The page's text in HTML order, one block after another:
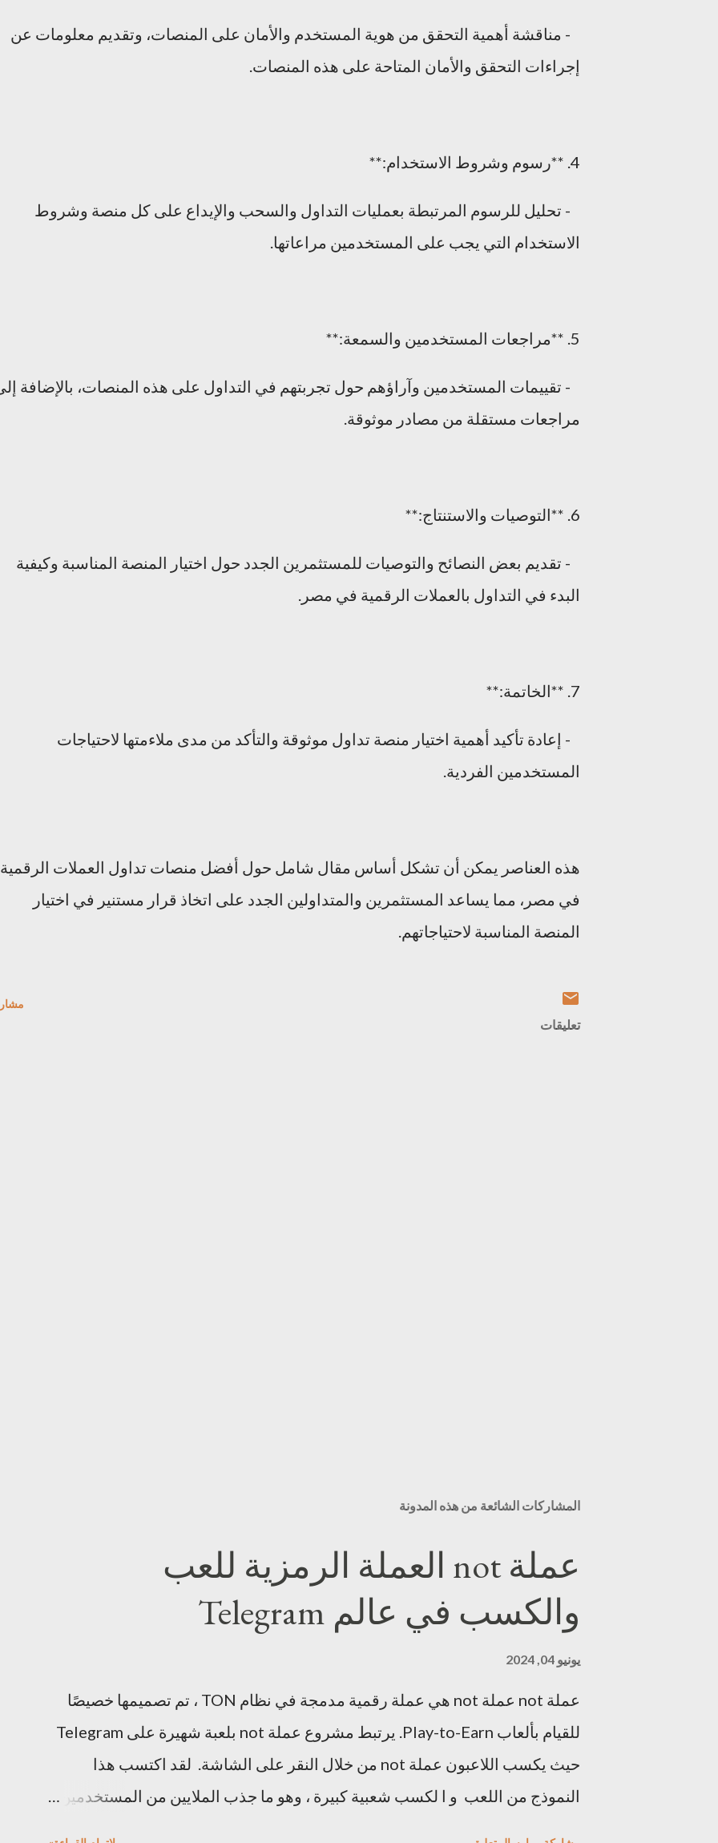
- مناقشة أهمية التحقق من هوية المستخدم والأمان على المنصات، وتقديم معلومات عن
إجراءات التحقق والأمان المتاحة على هذه المنصات.
4. **رسوم وشروط الاستخدام:**
- تحليل للرسوم المرتبطة بعمليات التداول والسحب والإيداع على كل منصة وشروط
الاستخدام التي يجب على المستخدمين مراعاتها.
5. **مراجعات المستخدمين والسمعة:**
- تقييمات المستخدمين وآراؤهم حول تجربتهم في التداول على هذه المنصات، بالإضافة
مراجعات مستقلة من مصادر موثوقة.
6. **التوصيات والاستنتاج:**
- تقديم بعض النصائح والتوصيات للمستثمرين الجدد حول اختيار المنصة المناسبة وكيفية
البدء في التداول بالعملات الرقمية في مصر.
7. **الخاتمة:**
- إعادة تأكيد أهمية اختيار منصة تداول موثوقة والتأكد من مدى ملاءمتها لاحتياجات
المستخدمين الفردية.
هذه العناصر يمكن أن تشكل أساس مقال شامل حول أفضل منصات تداول العملات الرقمية
في مصر، مما يساعد المستثمرين والمتداولين الجدد على اتخاذ قرار مستنير في اختيار
المنصة المناسبة لاحتياجاتهم.
تعليقات
المشاركات الشائعة من هذه المدونة
عملة not العملة الرمزية للعب
والكسب في عالم Telegram
يونيو 04, 2024
عملة not عملة not هي عملة رقمية مدمجة في نظام TON ، تم تصميمها خصيصًا
للقيام بألعاب Play-to-Earn. يرتبط مشروع عملة not بلعبة شهيرة على Telegram
حيث يكسب اللاعبون عملة not من خلال النقر على الشاشة. لقد اكتسب هذا
النموذج من اللعب و ا لكسب شعبية كبيرة ، وهو ما جذب الملايين من المستخدمين .